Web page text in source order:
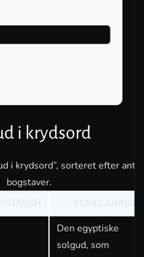
i krydsord
i krydsord”, sorteret efter antal
bogstaver.
FORKLARING
Den egyptiske
solgud, som